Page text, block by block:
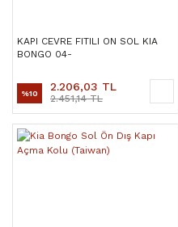
KAPI CEVRE FITILI ON SOL KIA
BONGO 04-
%10 2.206,03 TL
2.451,14 TL